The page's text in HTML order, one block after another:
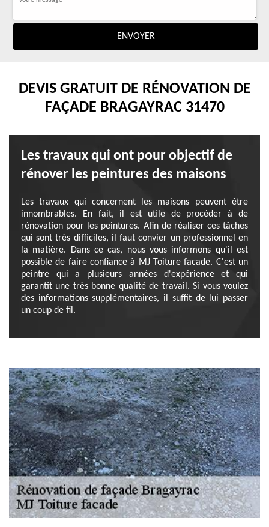
DEVIS GRATUIT DE RÉNOVATION DE
FAÇADE BRAGAYRAC 31470
Les travaux qui ont pour objectif de
rénover les peintures des maisons
Les travaux qui concernent les maisons peuvent être
innombrables. En fait, il est utile de procéder à de
rénovation pour les peintures. Afin de réaliser ces tâches
qui sont très difficiles, il faut convier un professionnel en
la matière. Dans ce cas, nous vous informons qu'il est
possible de faire confiance à MJ Toiture facade. C'est un
peintre qui a plusieurs années d'expérience et qui
garantit une très bonne qualité de travail. Si vous voulez
des informations supplémentaires, il suffit de lui passer
un coup de fil.